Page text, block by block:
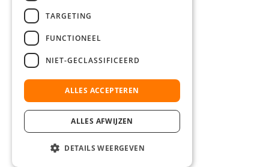
TARGETING
FUNCTIONEEL
NIET-GECLASSIFICEERD
ALLES ACCEPTEREN
ALLES AFWIJZEN
DETAILS WEERGEVEN